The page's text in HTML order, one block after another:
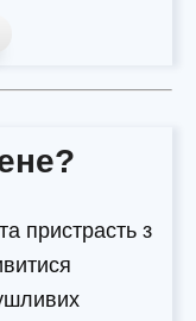
пристрасть з